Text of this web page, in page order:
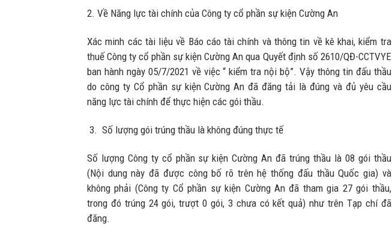
2. Về Năng lực tài chính của Công ty cổ phần sự kiện Cường An
Xác minh các tài liệu về Báo cáo tài chính và thông tin về kê khai, kiểm tra
thuế Công ty cổ phần sự kiện Cường An qua Quyết định số 2610/QĐ-CCTVYE
ban hành ngày 05/7/2021 về việc “ kiểm tra nội bộ”. Vậy thông tin đấu thầu
do công ty Cổ phần sự kiện Cường An đã đăng tải là đúng và đủ yêu cầu
năng lực tài chính để thực hiện các gói thầu.
3. Số lượng gói trúng thầu là không đúng thực tế
Số lượng Công ty cổ phần sự kiện Cường An đã trúng thầu là 08 gói thầu
(Nội dung này đã được công bố rõ trên hệ thống đấu thầu Quốc gia) và
không phải (Công ty Cổ phần sự kiện Cường An đã tham gia 27 gói thầu,
trong đó trúng 24 gói, trượt 0 gói, 3 chưa có kết quả) như trên Tạp chí đã
đăng.